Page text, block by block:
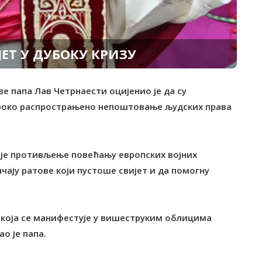
У ДУБОКУ КРИЗУ
Лав Четрнаести оцијенио је да су
распрострањено непоштовање људских права
противљење повећању европских војних
ратове који пустоше свијет и да помогну
се манифестује у вишеструким облицима
је папа.